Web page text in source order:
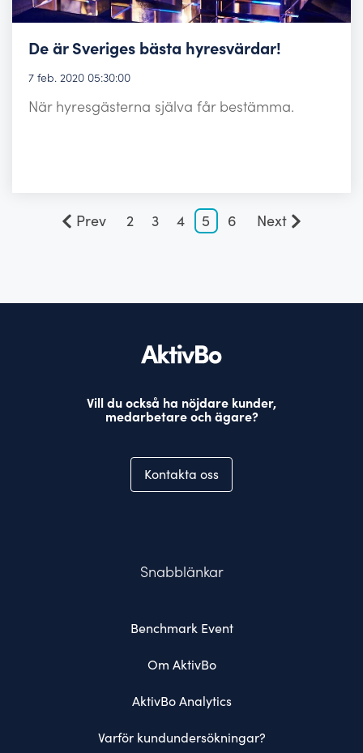
De är Sveriges bästa hyresvärdar!
7 feb. 2020 05:30:00
När hyresgästerna själva får bestämma.
Prev 2 3 4 5 6 Next
Vill du också ha nöjdare kunder,
medarbetare och ägare?
Kontakta oss
Snabblänkar
Benchmark Event
Om AktivBo
AktivBo Analytics
Varför kundundersökningar?